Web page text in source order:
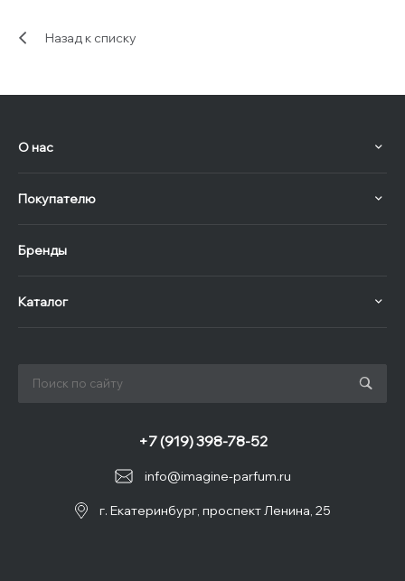
Назад к списку
О нас
Покупателю
Бренды
Каталог
info@imagine-parfum.ru
+7 (919) 398-78-52
г. Екатеринбург, проспект Ленина, 25